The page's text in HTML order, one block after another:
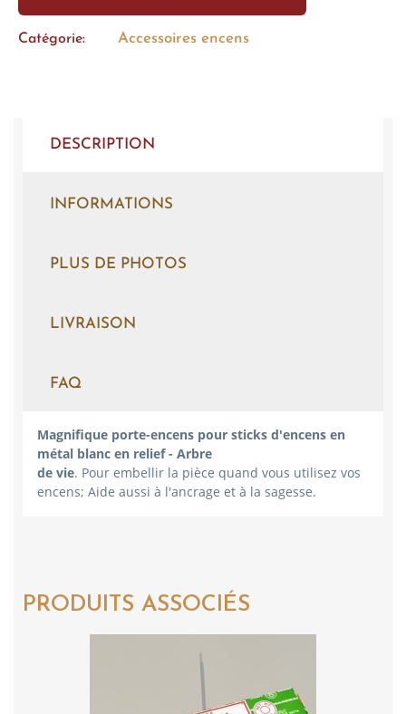
Catégorie Accessoires encens
DESCRIPTION
INFORMATIONS
PLUS DE PHOTOS
LIVRAISON
FAQ
Magnifique porte-encens pour sticks d'encens en
métal blanc en relief - Arbre
de vie. Pour embellir la pièce quand vous utilisez vos
encens; Aide aussi à l'ancrage et à la sagesse.
PRODUITS ASSOCIÉS